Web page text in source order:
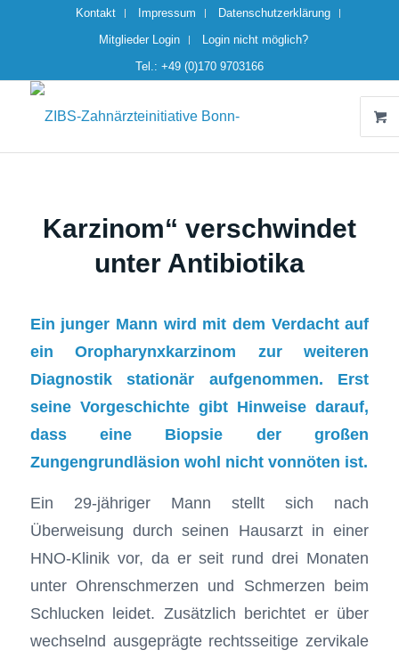
Kontakt Impressum
Datenschutzerklärung
Mitglieder Login
Login nicht möglich?
Tel.: +49 (0)170 9703166
Karzinom“ verschwindet
unter Antibiotika
Ein junger Mann wird mit dem Verdacht auf
ein Oropharynxkarzinom zur weiteren
Diagnostik stationär aufgenommen. Erst
seine Vorgeschichte gibt Hinweise darauf,
dass eine Biopsie der großen
Zungengrundläsion wohl nicht vonnöten ist.
Ein 29-jähriger Mann stellt sich nach
Überweisung durch seinen Hausarzt in einer
HNO-Klinik vor, da er seit rund drei Monaten
unter Ohrenschmerzen und Schmerzen beim
Schlucken leidet. Zusätzlich berichtet er über
wechselnd ausgeprägte rechtsseitige zervikale